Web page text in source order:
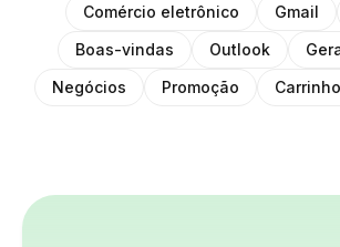
Comércio eletrônico
Gmail
Boas-vindas
Outlook
Negócios
Promoção